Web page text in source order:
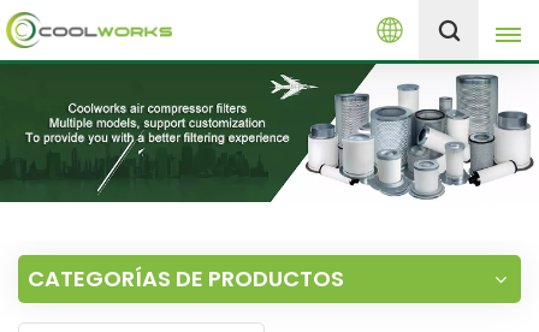
Español
English
español
العربية
русский
+8613525046291
CATEGORÍAS DE PRODUCTOS